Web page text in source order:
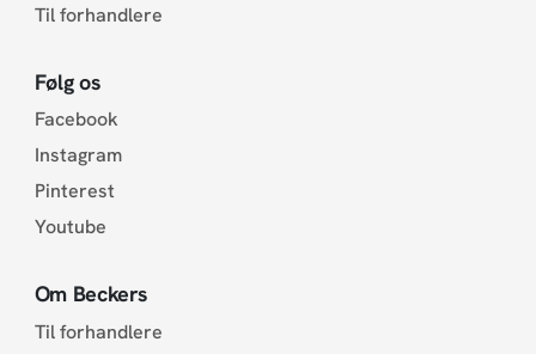
Til forhandlere
Følg os
Facebook
Instagram
Pinterest
Youtube
Om Beckers
Til forhandlere